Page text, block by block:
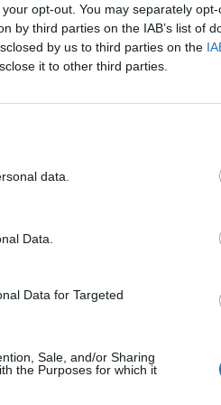
opt-out. You may separately
by third parties on the IAB’s list of
by us to third parties on the
it to other third parties.
data.
Data.
Data for Targeted
Sale, and/or Sharing
the Purposes for which it
sanità». Il
di tenere la
a Come States?